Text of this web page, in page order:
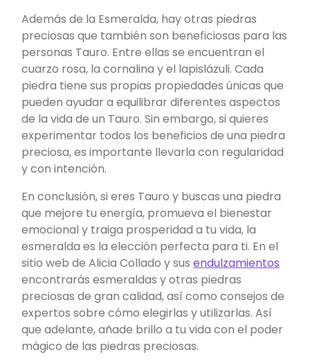
Además de la Esmeralda, hay otras piedras
preciosas que también son beneficiosas para las
personas Tauro. Entre ellas se encuentran el
cuarzo rosa, la cornalina y el lapislázuli. Cada
piedra tiene sus propias propiedades únicas que
pueden ayudar a equilibrar diferentes aspectos
de la vida de un Tauro. Sin embargo, si quieres
experimentar todos los beneficios de una piedra
preciosa, es importante llevarla con regularidad
y con intención.
En conclusión, si eres Tauro y buscas una piedra
que mejore tu energía, promueva el bienestar
emocional y traiga prosperidad a tu vida, la
esmeralda es la elección perfecta para ti. En el
sitio web de Alicia Collado y sus endulzamientos
encontrarás esmeraldas y otras piedras
preciosas de gran calidad, así como consejos de
expertos sobre cómo elegirlas y utilizarlas. Así
que adelante, añade brillo a tu vida con el poder
mágico de las piedras preciosas.